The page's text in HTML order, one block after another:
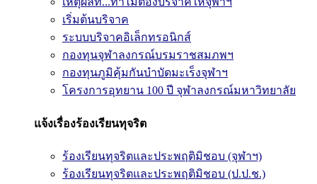
เริ่มต้นบริจาค
ระบบบริจาคอิเล็กทรอนิกส์
กองทุนจุฬาลงกรณ์บรมราชสมภพฯ
กองทุนภูมิคุ้มกันบำบัดมะเร็งจุฬาฯ
โครงการอุทยาน 100 ปี จุฬาลงกรณ์มหาวิทยาลัย
แจ้งเรื่องร้องเรียนทุจริต
ร้องเรียนทุจริตและประพฤติมิชอบ (จุฬาฯ)
ร้องเรียนทุจริตและประพฤติมิชอบ (ป.ป.ช.)